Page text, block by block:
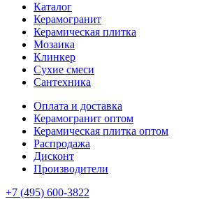
Каталог
Керамогранит
Керамическая плитка
Мозаика
Клинкер
Сухие смеси
Сантехника
Оплата и доставка
Керамогранит оптом
Керамическая плитка оптом
Распродажа
Дисконт
Производители
+7 (495) 600-3822